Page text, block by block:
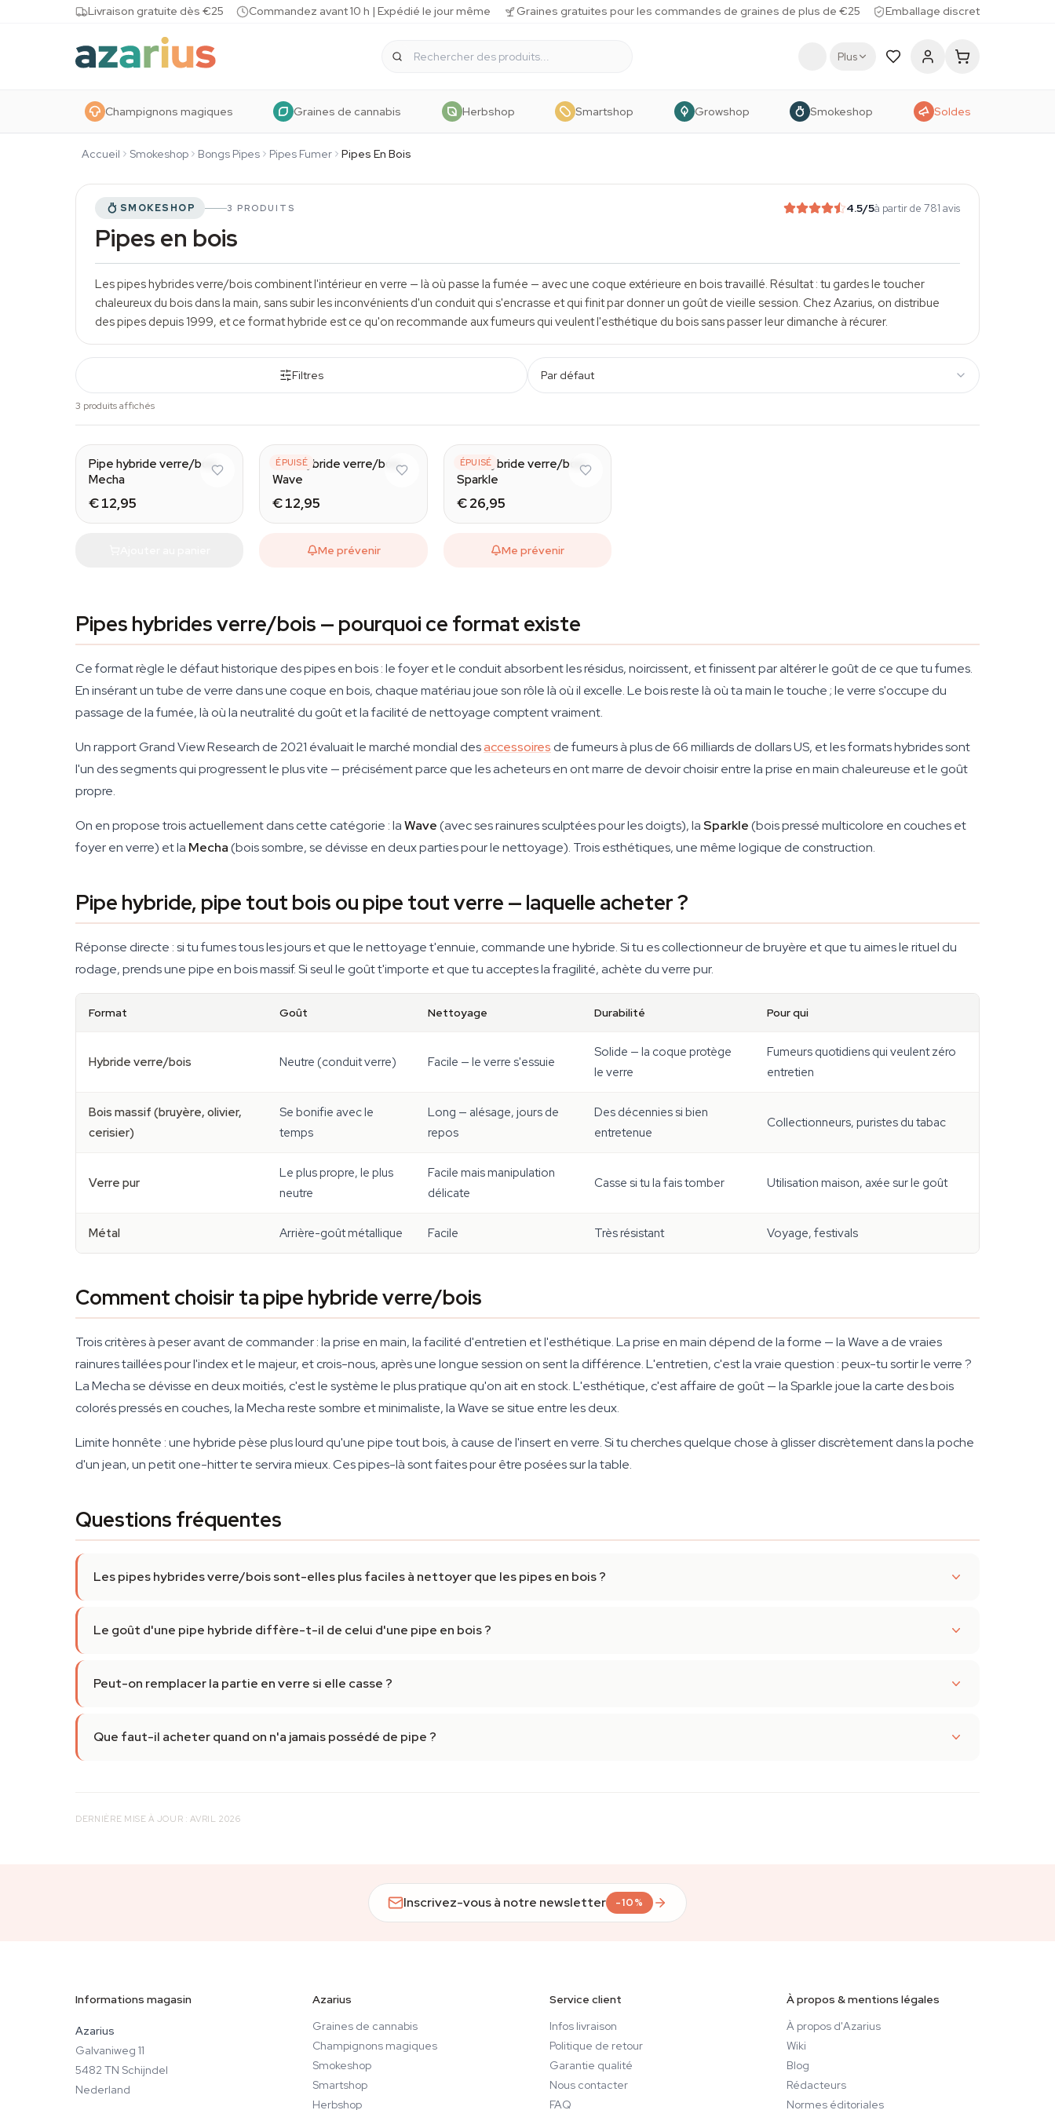
Skip to contentLivraison gratuite dès €25 Commandez avant 10 h | Expédié le jour même Graines gratuites pour les commandes de graines de plus de €25 Emballage discret
Plus
Champignons magiques Graines de cannabis Herbshop Smartshop Growshop Smokeshop Soldes
Accueil Smokeshop Bongs Pipes Pipes Fumer Pipes En Bois
SMOKESHOP 3 PRODUITS 4.5/5à partir de 781 avis
Pipes en bois
Les pipes hybrides verre/bois combinent l'intérieur en verre — là où passe la fumée — avec une coque extérieure en bois travaillé. Résultat : tu gardes le toucher
chaleureux du bois dans la main, sans subir les inconvénients d'un conduit qui s'encrasse et qui finit par donner un goût de vieille session. Chez Azarius, on distribue
des pipes depuis 1999, et ce format hybride est ce qu'on recommande aux fumeurs qui veulent l'esthétique du bois sans passer leur dimanche à récurer.
Filtres Par défaut
3 produits affichés
Pipe hybride verre/bois
Mecha
€ 12,95
ÉPUISÉ
Pipe hybride verre/bois
Wave
€ 12,95
Me prévenir
ÉPUISÉ
Pipe hybride verre/bois
Sparkle
€ 26,95
Me prévenir
Pipes hybrides verre/bois — pourquoi ce format existe
Ce format règle le défaut historique des pipes en bois : le foyer et le conduit absorbent les résidus, noircissent, et finissent par altérer le goût de ce que tu fumes.
En insérant un tube de verre dans une coque en bois, chaque matériau joue son rôle là où il excelle. Le bois reste là où ta main le touche ; le verre s'occupe du
passage de la fumée, là où la neutralité du goût et la facilité de nettoyage comptent vraiment.
Un rapport Grand View Research de 2021 évaluait le marché mondial desaccessoires de fumeurs à plus de 66 milliards de dollars US, et les formats hybrides sont
l'un des segments qui progressent le plus vite — précisément parce que les acheteurs en ont marre de devoir choisir entre la prise en main chaleureuse et le goût
propre.
On en propose trois actuellement dans cette catégorie : laWave(avec ses rainures sculptées pour les doigts), la Sparkle(bois pressé multicolore en couches et
foyer en verre) et la Mecha(bois sombre, se dévisse en deux parties pour le nettoyage). Trois esthétiques, une même logique de construction.
Pipe hybride, pipe tout bois ou pipe tout verre — laquelle acheter ?
Réponse directe : si tu fumes tous les jours et que le nettoyage t'ennuie, commande une hybride. Si tu es collectionneur de bruyère et que tu aimes le rituel du
rodage, prends une pipe en bois massif. Si seul le goût t'importe et que tu acceptes la fragilité, achète du verre pur.
Format Goût Nettoyage Durabilité Pour qui
Hybride verre/bois Neutre (conduit verre) Facile — le verre s'essuie
Solide — la coque protège
le verre
Fumeurs quotidiens qui veulent zéro
entretien
Bois massif (bruyère, olivier,
cerisier)
Se bonifie avec le
temps
Long — alésage, jours de
repos
Des décennies si bien
entretenue
Collectionneurs, puristes du tabac
Verre pur
Le plus propre, le plus
neutre
Facile mais manipulation
délicate
Casse si tu la fais tomber Utilisation maison, axée sur le goût
Métal Arrière-goût métallique Facile Très résistant Voyage, festivals
Comment choisir ta pipe hybride verre/bois
Trois critères à peser avant de commander : la prise en main, la facilité d'entretien et l'esthétique. La prise en main dépend de la forme — la Wave a de vraies
rainures taillées pour l'index et le majeur, et crois-nous, après une longue session on sent la différence. L'entretien, c'est la vraie question : peux-tu sortir le verre ?
La Mecha se dévisse en deux moitiés, c'est le système le plus pratique qu'on ait en stock. L'esthétique, c'est affaire de goût — la Sparkle joue la carte des bois
colorés pressés en couches, la Mecha reste sombre et minimaliste, la Wave se situe entre les deux.
Limite honnête : une hybride pèse plus lourd qu'une pipe tout bois, à cause de l'insert en verre. Si tu cherches quelque chose à glisser discrètement dans la poche
d'un jean, un petit one-hitter te servira mieux. Ces pipes-là sont faites pour être posées sur la table.
Questions fréquentes
Les pipes hybrides verre/bois sont-elles plus faciles à nettoyer que les pipes en bois ?
Le goût d'une pipe hybride diffère-t-il de celui d'une pipe en bois ?
Peut-on remplacer la partie en verre si elle casse ?
Que faut-il acheter quand on n'a jamais possédé de pipe ?
DERNIÈRE MISE À JOUR : AVRIL 2026
Inscrivez-vous à notre newsletter -10%
Informations magasin
Azarius
Galvaniweg 11
5482 TN Schijndel
Nederland
Azarius
Graines de cannabis
Champignons magiques
Smokeshop
Smartshop
Herbshop
Service client
Infos livraison
Politique de retour
Garantie qualité
Nous contacter
FAQ
À propos & mentions légales
À propos d'Azarius
Wiki
Blog
Rédacteurs
Normes éditoriales